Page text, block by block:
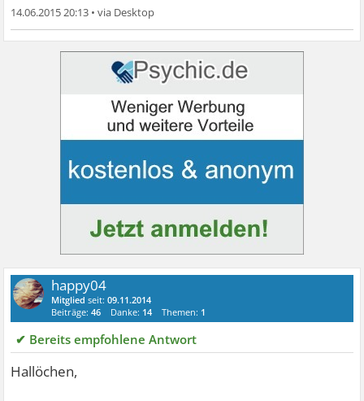
14.06.2015 20:13 •
happy04
Mitglied seit:09.11.2014
Beiträge:46 Danke: 14 Themen: 1
✔ Bereits empfohlene Antwort
Hallöchen,